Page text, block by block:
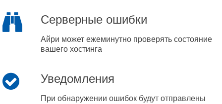
Серверные ошибки
Айри может ежеминутно проверять состояние
вашего хостинга
Уведомления
При обнаружении ошибок будут отправлены